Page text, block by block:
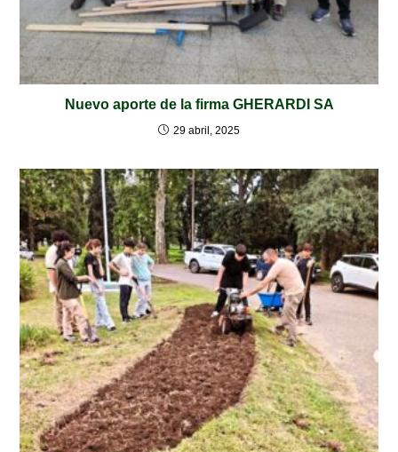
Nuevo aporte de la firma GHERARDI SA
29 abril, 2025